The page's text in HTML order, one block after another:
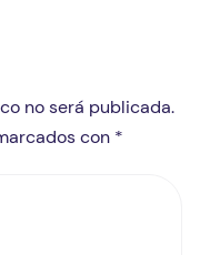
no será publicada.
con *